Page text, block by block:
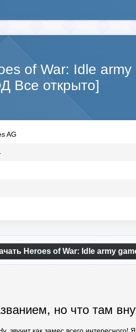
of War: Idle
Все открыто]
AG
Heroes of War: Idle army
но что там